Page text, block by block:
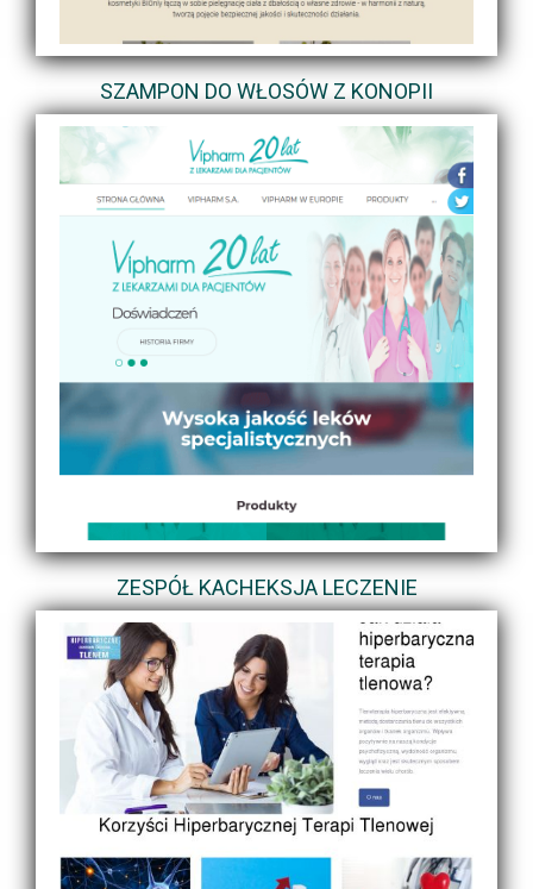
SZAMPON DO WŁOSÓW Z KONOPII
ZESPÓŁ KACHEKSJA LECZENIE